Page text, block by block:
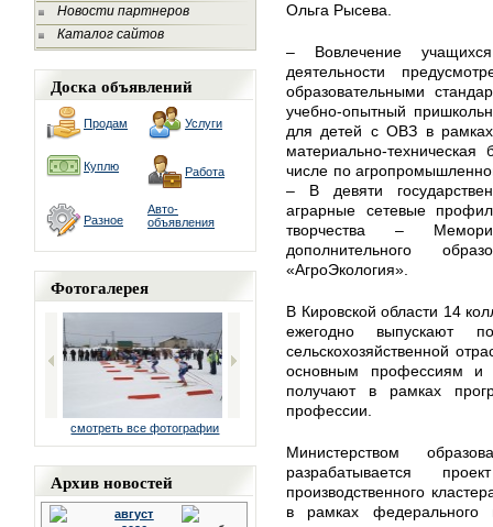
Новости партнеров
Каталог сайтов
Доска объявлений
Продам Услуги
Куплю Работа
Разное
Авто-
объявления
Фотогалерея
смотреть все фотографии
Архив новостей
август
Ольга Рысева.
– Вовлечение
деятельности
образовательными
учебно-опытный
для детей с ОВЗ в рамках
материально-
числе по
– В девяти
аграрные сетевые
творчества –
дополнительного
«АгроЭкология».
В Кировской области 14
ежегодно выпускают
сельскохозяйственной
основным профессиям и
получают в рамках
профессии.
Министерством
разрабатывается
производственного
в рамках федерального